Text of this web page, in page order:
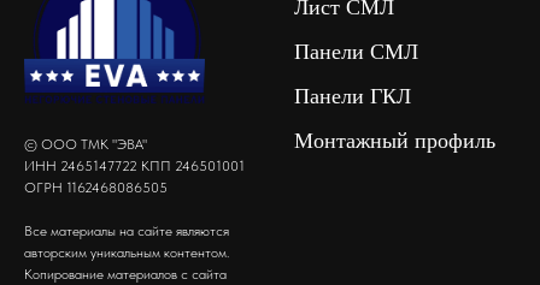
© ООО ТМК "ЭВА"
ИНН 2465147722 КПП 246501001
ОГРН 1162468086505
Все материалы на сайте являются
авторским уникальным контентом.
Копирование материалов с сайта
Лист СМЛ
Панели СМЛ
Панели ГКЛ
Монтажный профиль